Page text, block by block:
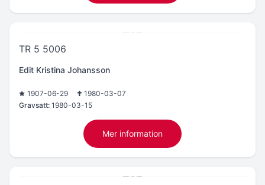
TR 5 5006
Edit Kristina Johansson
1907-06-29
1980-03-07
Gravsatt: 1980-03-15
Mer information